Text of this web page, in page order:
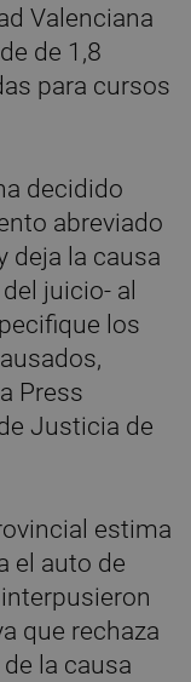
Valenciana
de 1,8
para cursos
decidido
abreviado
deja la causa
juicio- al
los
Press
Justicia de
estima
el auto de
que rechaza
la causa